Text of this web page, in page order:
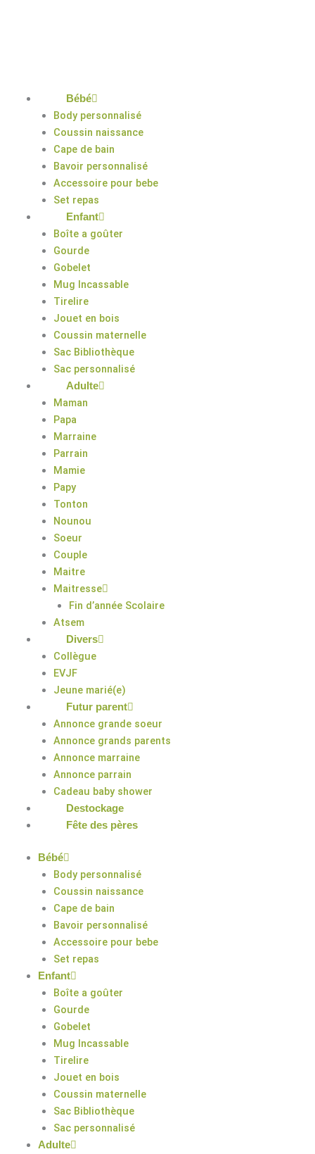
Bébé
Body personnalisé
Coussin naissance
Cape de bain
Bavoir personnalisé
Accessoire pour bebe
Set repas
Enfant
Boîte a goûter
Gourde
Gobelet
Mug Incassable
Tirelire
Jouet en bois
Coussin maternelle
Sac Bibliothèque
Sac personnalisé
Adulte
Maman
Papa
Marraine
Parrain
Mamie
Papy
Tonton
Nounou
Soeur
Couple
Maitre
Maitresse
Fin d’année Scolaire
Atsem
Divers
Collègue
EVJF
Jeune marié(e)
Futur parent
Annonce grande soeur
Annonce grands parents
Annonce marraine
Annonce parrain
Cadeau baby shower
Destockage
Fête des pères
Bébé
Body personnalisé
Coussin naissance
Cape de bain
Bavoir personnalisé
Accessoire pour bebe
Set repas
Enfant
Boîte a goûter
Gourde
Gobelet
Mug Incassable
Tirelire
Jouet en bois
Coussin maternelle
Sac Bibliothèque
Sac personnalisé
Adulte